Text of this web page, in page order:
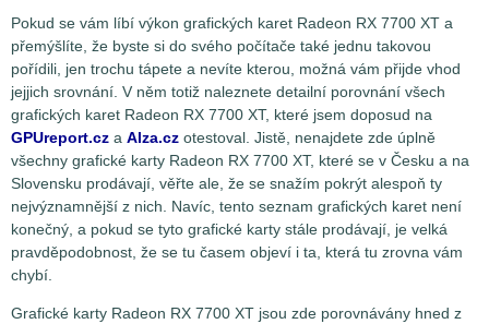
Pokud se vám líbí výkon grafických karet Radeon RX 7700 XT a
přemýšlíte, že byste si do svého počítače také jednu takovou
pořídili, jen trochu tápete a nevíte kterou, možná vám přijde vhod
jejjich srovnání. V něm totiž naleznete detailní porovnání všech
grafických karet Radeon RX 7700 XT, které jsem doposud na
GPUreport.cz a Alza.cz otestoval. Jistě, nenajdete zde úplně
všechny grafické karty Radeon RX 7700 XT, které se v Česku a na
Slovensku prodávají, věřte ale, že se snažím pokrýt alespoň ty
nejvýznamnější z nich. Navíc, tento seznam grafických karet není
konečný, a pokud se tyto grafické karty stále prodávají, je velká
pravděpodobnost, že se tu časem objeví i ta, která tu zrovna vám
chybí.
Grafické karty Radeon RX 7700 XT jsou zde porovnávány hned z